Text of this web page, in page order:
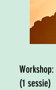
Workshop:
(1 sessie)